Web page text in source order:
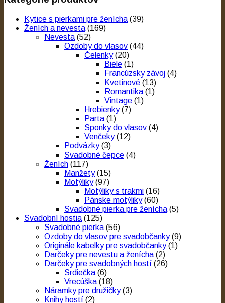
Kytice s pierkami pre ženícha (39)
Ženích a nevesta (169)
Nevesta (52)
Ozdoby do vlasov (44)
Čelenky (20)
Biele (1)
Francúzsky závoj (4)
Kvetinové (13)
Romantika (1)
Vintage (1)
Hrebienky (7)
Parta (1)
Sponky do vlasov (4)
Venčeky (12)
Podväzky (3)
Svadobné čepce (4)
Ženích (117)
Manžety (15)
Motýliky (97)
Motýliky s trakmi (16)
Pánske motýliky (60)
Svadobné pierka pre ženícha (5)
Svadobní hostia (125)
Svadobné pierka (56)
Ozdoby do vlasov pre svadobčanky (9)
Originále kabelky pre svadobčanky (1)
Darčeky pre nevestu a ženícha (2)
Darčeky pre svadobných hostí (26)
Srdiečka (6)
Vrecúška (18)
Náramky pre družičky (3)
Knihy hostí (2)